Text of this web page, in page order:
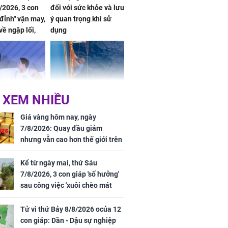
3 con
vận may,
ngập lối,
no, tình
đối với sức khỏe và lưu
ý quan trọng khi sử
dụng
vợ giấu
có chồng,
nhưng
nghe mẹ
câu này
Ngư dân mất tích đã
được tìm thấy còn
sống sau 26 ngày lênh
đênh trên biển Thái
Bình Dương
thay tim,
minh sức
NHIỀU
Giá vàng hôm nay, ngày
7/8/2026: Quay đầu giảm
nhưng vẫn cao hơn thế giới trên
7 triệu đồng
Kể từ ngày mai, thứ Sáu
7/8/2026, 3 con giáp 'số hưởng'
sau công việc 'xuôi chèo mát
mái', tiền tài 'thu về như nước',
tình duyên viên mãn
Tử vi thứ Bảy 8/8/2026 ocủa 12
con giáp: Dần - Dậu sự nghiệp